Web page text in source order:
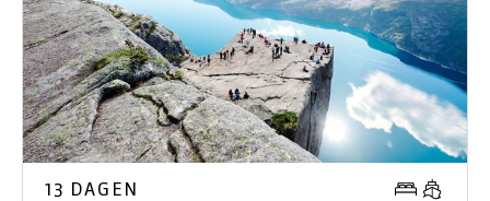
13 DAGEN